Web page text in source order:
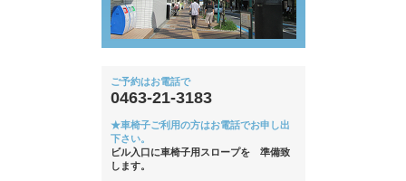
ご予約はお電話で
0463-21-3183
★車椅子ご利用の方はお電話でお申し出
下さい。
ビル入口に車椅子用スロープを 準備致
します。